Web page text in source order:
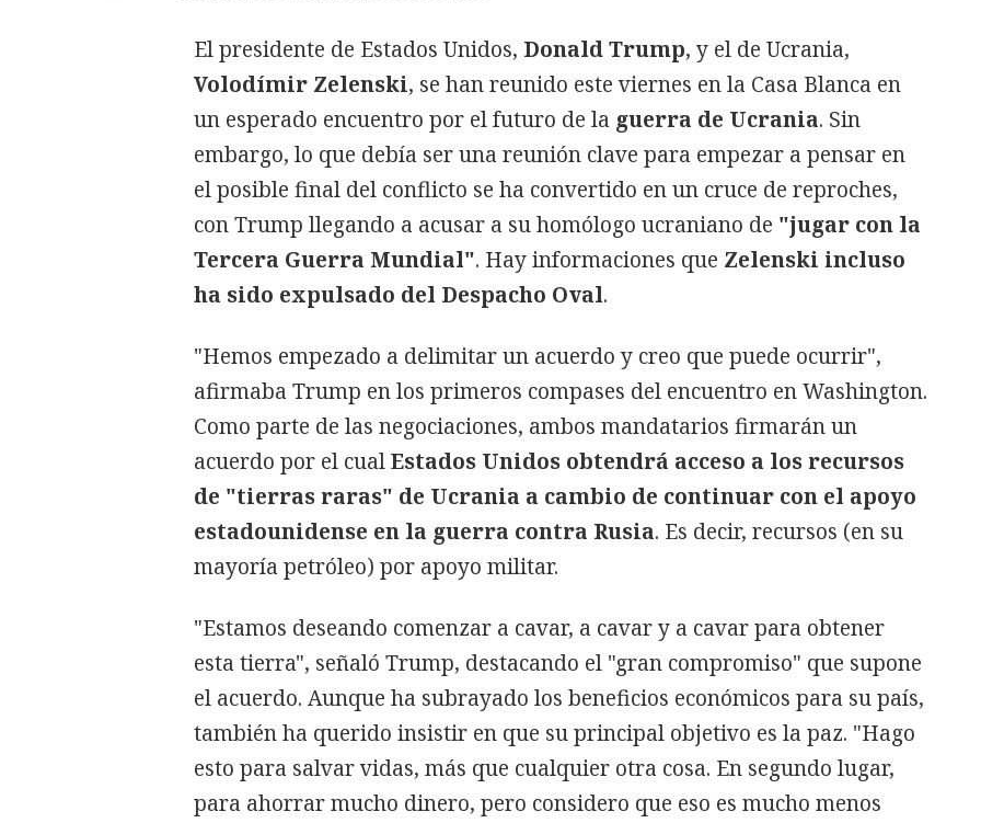
El presidente de Estados Unidos, Donald Trump, y el de Ucrania,
Volodímir Zelenski, se han reunido este viernes en la Casa Blanca en
un esperado encuentro por el futuro de la guerra de Ucrania. Sin
embargo, lo que debía ser una reunión clave para empezar a pensar en
el posible final del conflicto se ha convertido en un cruce de reproches,
con Trump llegando a acusar a su homólogo ucraniano de "jugar con la
Tercera Guerra Mundial". Hay informaciones que Zelenski incluso
ha sido expulsado del Despacho Oval.
"Hemos empezado a delimitar un acuerdo y creo que puede ocurrir",
afirmaba Trump en los primeros compases del encuentro en Washington.
Como parte de las negociaciones, ambos mandatarios firmarán un
acuerdo por el cualEstados Unidos obtendrá acceso a los recursos
de "tierras raras" de Ucrania a cambio de continuar con el apoyo
estadounidense en la guerra contra Rusia. Es decir, recursos (en su
mayoría petróleo) por apoyo militar.
"Estamos deseando comenzar a cavar, a cavar y a cavar para obtener
esta tierra", señaló Trump, destacando el "gran compromiso" que supone
el acuerdo. Aunque ha subrayado los beneficios económicos para su país,
también ha querido insistir en que su principal objetivo es la paz. "Hago
esto para salvar vidas, más que cualquier otra cosa. En segundo lugar,
para ahorrar mucho dinero, pero considero que eso es mucho menos